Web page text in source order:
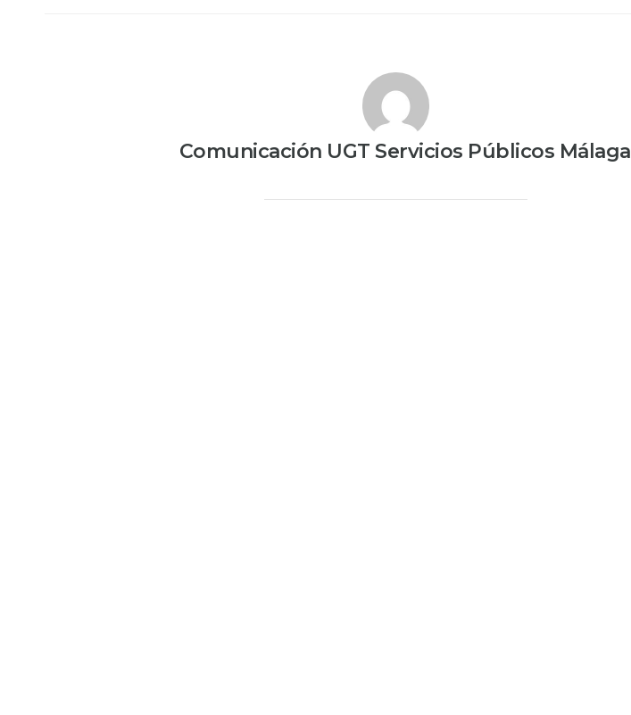
Comunicación UGT Servicios Públicos Málaga